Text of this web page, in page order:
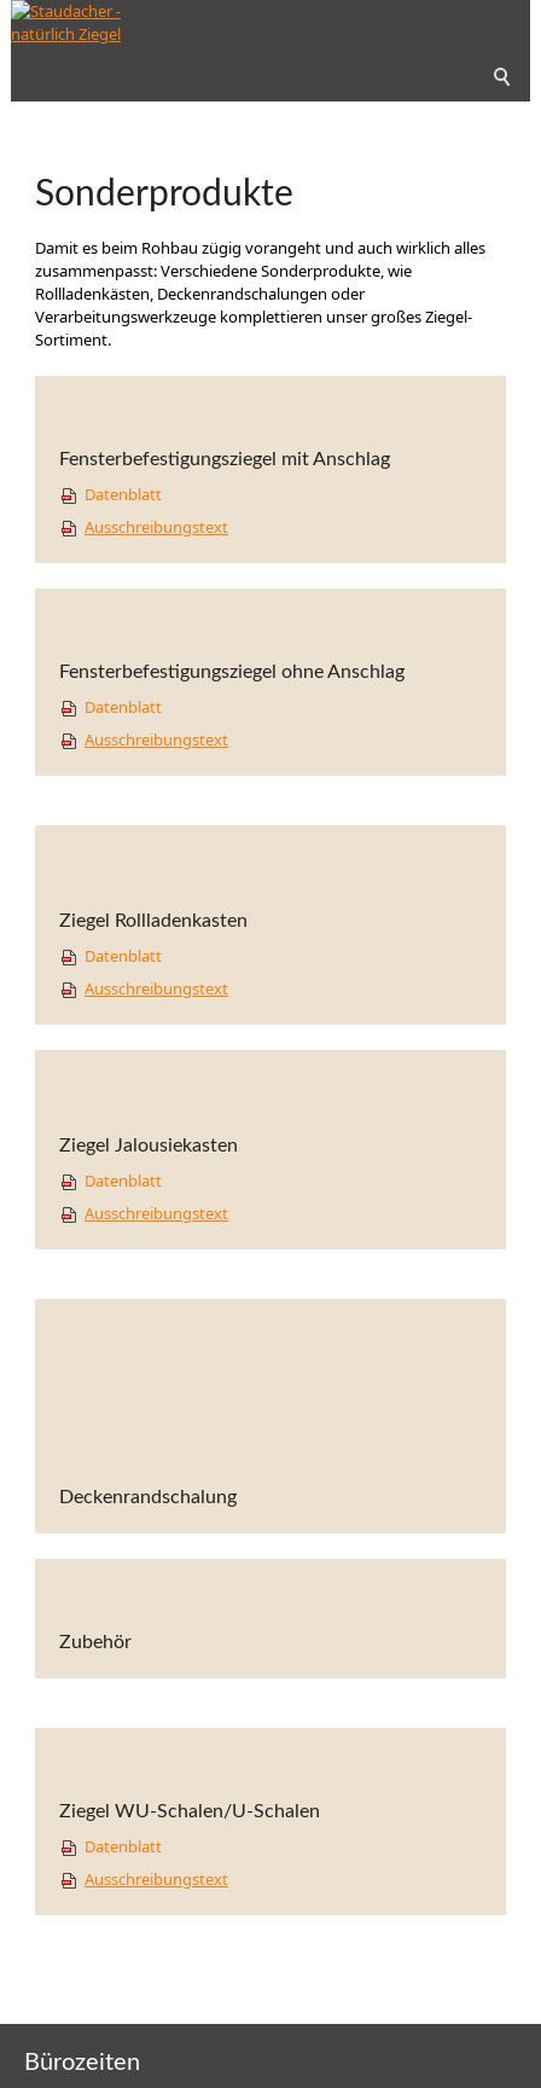
Sonderprodukte
Damit es beim Rohbau zügig vorangeht und auch wirklich alles
zusammenpasst: Verschiedene Sonderprodukte, wie
Rollladenkästen, Deckenrandschalungen oder
Verarbeitungswerkzeuge komplettieren unser großes Ziegel-
Sortiment.
Fensterbefestigungsziegel mit Anschlag
Datenblatt
Ausschreibungstext
Fensterbefestigungsziegel ohne Anschlag
Datenblatt
Ausschreibungstext
Ziegel Rollladenkasten
Datenblatt
Ausschreibungstext
Ziegel Jalousiekasten
Datenblatt
Ausschreibungstext
Deckenrandschalung
Zubehör
Ziegel WU-Schalen/U-Schalen
Datenblatt
Ausschreibungstext
Bürozeiten